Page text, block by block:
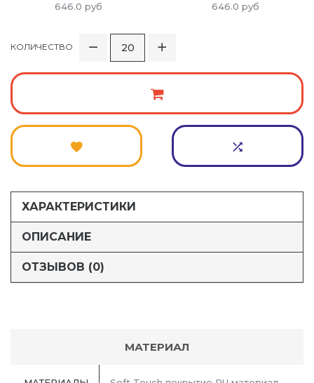
646.0 руб 646.0 руб
КОЛИЧЕСТВО
ХАРАКТЕРИСТИКИ
ОПИСАНИЕ
ОТЗЫВОВ (0)
МАТЕРИАЛ